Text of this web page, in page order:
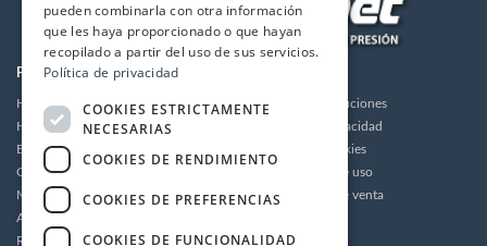
PRODUCTOS
Hidrolimpiadoras
Humidificación
Bombas de alta presión
Grupos motor bomba alta presión
Motores
Accesorios
Recambios / Repuestos
Envios y devoluciones
Política de privacidad
Política de cookies
Condiciones de uso
Condiciones de venta
pueden combinarla con otra información
que les haya proporcionado o que hayan
recopilado a partir del uso de sus servicios.
Política de privacidad
COOKIES ESTRICTAMENTE
NECESARIAS
COOKIES DE RENDIMIENTO
COOKIES DE PREFERENCIAS
COOKIES DE FUNCIONALIDAD